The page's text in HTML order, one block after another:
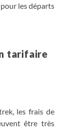
les départs
tarifaire
les frais de
être très